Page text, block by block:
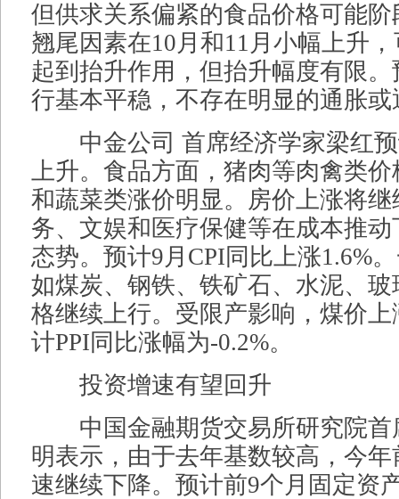
但供求关系偏紧的食品价格可能阶
翘尾因素在10月和11月小幅上升
起到抬升作用，但抬升幅度有限。
行基本平稳，不存在明显的通胀
中金公司 首席经济学家梁红预
上升。食品方面，猪肉等肉禽类
和蔬菜类涨价明显。房价上涨将
务、文娱和医疗保健等在成本推
态势。预计9月CPI同比上涨1.6%
如煤炭、钢铁、铁矿石、水泥、
格继续上行。受限产影响，煤价
计PPI同比涨幅为-0.2%。
投资增速有望回升
中国金融期货交易所研究院首
明表示，由于去年基数较高，今
速继续下降。预计前9个月固定资